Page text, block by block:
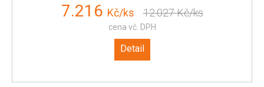
7.216 Kč/ks 12.027Kč/ks
cena vč. DPH
Detail